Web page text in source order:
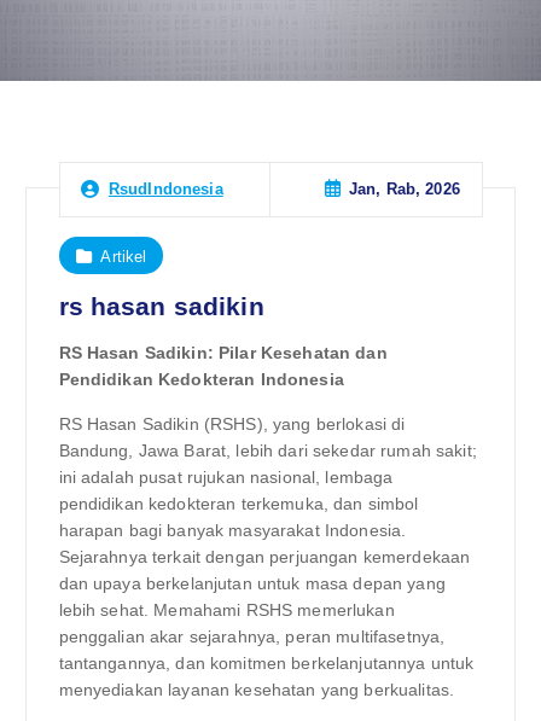
RsudIndonesia Jan, Rab, 2026
Artikel
rs hasan sadikin
RS Hasan Sadikin: Pilar Kesehatan dan
Pendidikan Kedokteran Indonesia
RS Hasan Sadikin (RSHS), yang berlokasi di
Bandung, Jawa Barat, lebih dari sekedar rumah sakit;
ini adalah pusat rujukan nasional, lembaga
pendidikan kedokteran terkemuka, dan simbol
harapan bagi banyak masyarakat Indonesia.
Sejarahnya terkait dengan perjuangan kemerdekaan
dan upaya berkelanjutan untuk masa depan yang
lebih sehat. Memahami RSHS memerlukan
penggalian akar sejarahnya, peran multifasetnya,
tantangannya, dan komitmen berkelanjutannya untuk
menyediakan layanan kesehatan yang berkualitas.